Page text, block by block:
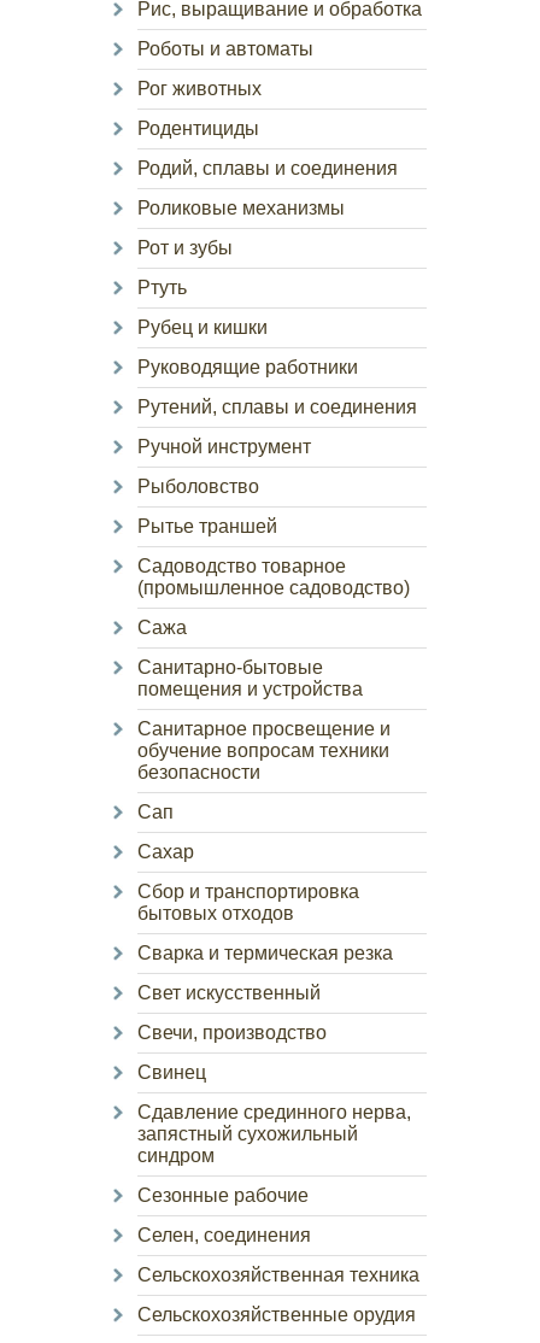
Рис, выращивание и обработка
Роботы и автоматы
Рог животных
Родентициды
Родий, сплавы и соединения
Роликовые механизмы
Рот и зубы
Ртуть
Рубец и кишки
Руководящие работники
Рутений, сплавы и соединения
Ручной инструмент
Рыболовство
Рытье траншей
Садоводство товарное
(промышленное садоводство)
Сажа
Санитарно-бытовые
помещения и устройства
Санитарное просвещение и
обучение вопросам техники
безопасности
Сап
Сахар
Сбор и транспортировка
бытовых отходов
Сварка и термическая резка
Свет искусственный
Свечи, производство
Свинец
Сдавление срединного нерва,
запястный сухожильный
синдром
Сезонные рабочие
Селен, соединения
Сельскохозяйственная техника
Сельскохозяйственные орудия